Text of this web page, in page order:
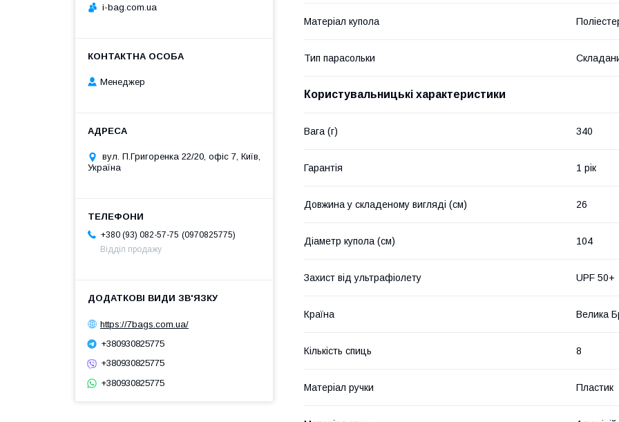
Матеріал купола
Тип парасольки
Користувальницькі характеристики
Вага (г) 340
Гарантія 1 рік
Довжина у складеному вигляді (см) 26
Діаметр купола (см) 104
Захист від ультрафіолету UPF 50+
Країна Велика
Кількість спиць 8
Матеріал ручки Пластик
i-bag.com.ua
Менеджер
вул. П.Григоренка 22/20, офіс 7, Київ,
Україна
+380 (93) 082-57-75
0970825775
Відділ продажу
https://7bags.com.ua/
+380930825775
+380930825775
+380930825775